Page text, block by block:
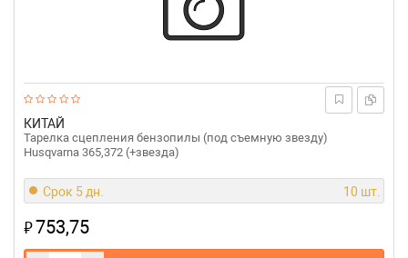
КИТАЙ
Тарелка сцепления бензопилы (под съемную звезду)
Husqvarna 365,372 (+звезда)
Срок 5 дн. 10 шт.
₽753,75